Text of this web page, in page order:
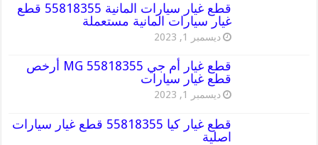
قطع غيار سيارات المانية 55818355 قطع
غيار سيارات المانية مستعملة
ديسمبر 1, 2023
قطع غيار أم جي MG 55818355 أرخص
قطع غيار سيارات
ديسمبر 1, 2023
قطع غيار كيا 55818355 قطع غيار سيارات
اصلية